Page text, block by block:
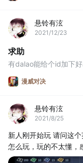
悬铃有泫
2021/12/23
求助
有dalao能给个id加下
漫威对决
悬铃有泫
2021/8/25
新人刚开始玩 请问这
怎么玩，玩的不太懂，